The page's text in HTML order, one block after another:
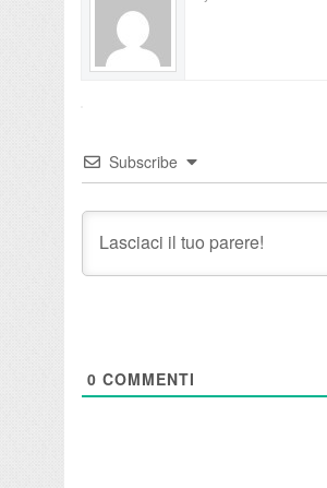
Subscribe
0 COMMENTI